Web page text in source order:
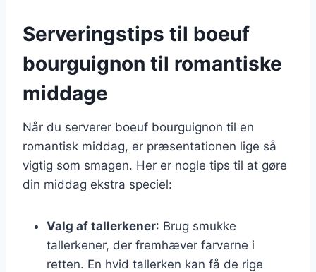
Serveringstips til boeuf
bourguignon til romantiske
middage
Når du serverer boeuf bourguignon til en
romantisk middag, er præsentationen lige så
vigtig som smagen. Her er nogle tips til at gøre
din middag ekstra speciel:
Valg af tallerkener: Brug smukke
tallerkener, der fremhæver farverne i
retten. En hvid tallerken kan få de rige